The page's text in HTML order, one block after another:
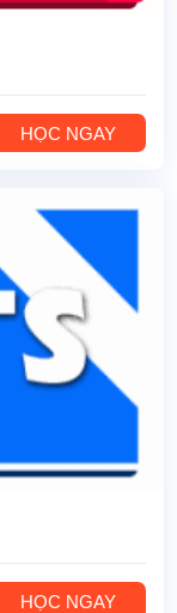
HỌC NGAY
HỌC NGAY